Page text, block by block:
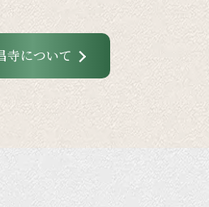
寺について